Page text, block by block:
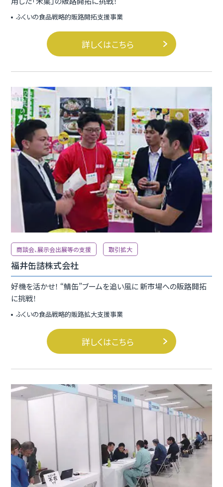
ふくいの食品戦略的販路開拓支援事業
詳しくはこちら
商談会、展示会出展等の支援 取引拡大
福井缶詰株式会社
好機を活かせ！ “鯖缶”ブームを追い風に 新市場への販路開拓
に挑戦！
ふくいの食品戦略的販路拡大支援事業
詳しくはこちら